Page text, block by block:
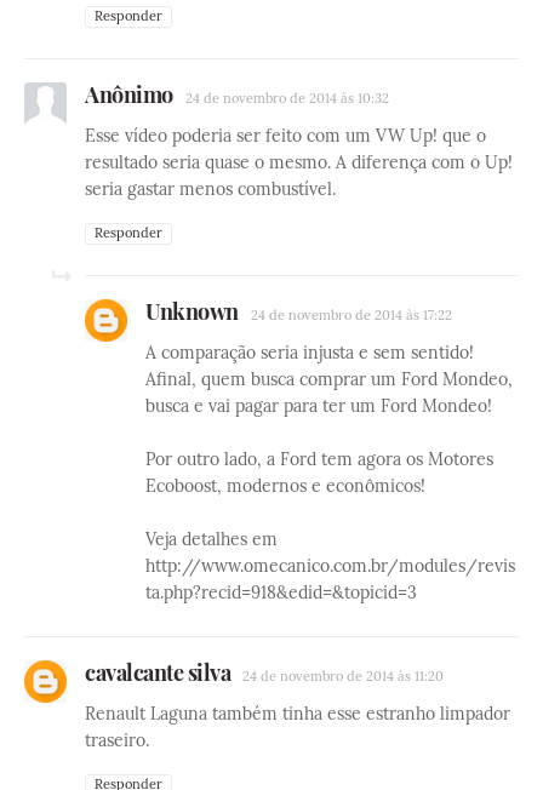
Responder
Anônimo 24 de novembro de 2014 às 10:32
Esse vídeo poderia ser feito com um VW Up! que o
resultado seria quase o mesmo. A diferença com o Up!
seria gastar menos combustível.
Responder
Unknown 24 de novembro de 2014 às 17:22
A comparação seria injusta e sem sentido!
Afinal, quem busca comprar um Ford Mondeo,
busca e vai pagar para ter um Ford Mondeo!
Por outro lado, a Ford tem agora os Motores
Ecoboost, modernos e econômicos!
Veja detalhes em
http://www.omecanico.com.br/modules/revis
ta.php?recid=918&edid=&topicid=3
cavalcante silva 24 de novembro de 2014 às 11:20
Renault Laguna também tinha esse estranho limpador
traseiro.
Responder